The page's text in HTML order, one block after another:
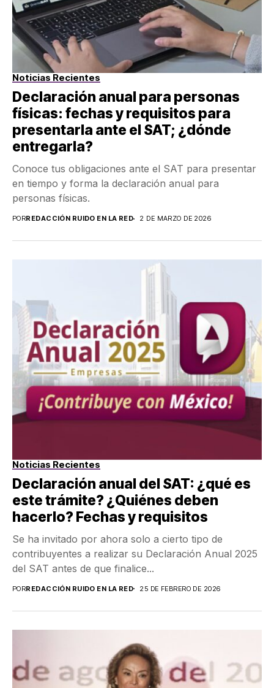
Noticias Recientes
Declaración anual para personas
físicas: fechas y requisitos para
presentarla ante el SAT; ¿dónde
entregarla?
Conoce tus obligaciones ante el SAT para presentar
en tiempo y forma la declaración anual para
personas físicas.
PORREDACCIÓN RUIDO EN LA RED 2 DE MARZO DE 2026
Noticias Recientes
Declaración anual del SAT: ¿qué es
este trámite? ¿Quiénes deben
hacerlo? Fechas y requisitos
Se ha invitado por ahora solo a cierto tipo de
contribuyentes a realizar su Declaración Anual 2025
del SAT antes de que finalice...
PORREDACCIÓN RUIDO EN LA RED 25 DE FEBRERO DE 2026